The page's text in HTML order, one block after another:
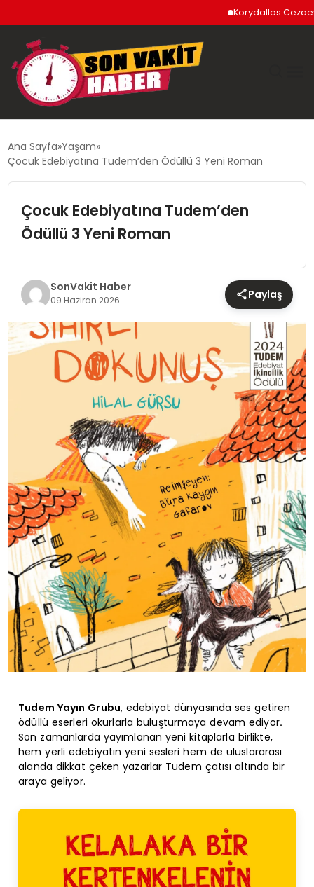
Korydallos
DÜNYA
SPOR
TEKNOLOJI
YAŞAM
Ana Sayfa Yaşam
Çocuk Edebiyatına Tudem’den Ödüllü 3 Yeni Roman
Çocuk Edebiyatına Tudem’den
Ödüllü 3 Yeni Roman
SonVakit Haber
09 Haziran 2026 Paylaş
Tudem Yayın Grubu, edebiyat dünyasında ses getiren
ödüllü eserleri okurlarla buluşturmaya devam ediyor.
Son zamanlarda yayımlanan yeni kitaplarla birlikte,
hem yerli edebiyatın yeni sesleri hem de uluslararası
alanda dikkat çeken yazarlar Tudem çatısı altında bir
araya geliyor.